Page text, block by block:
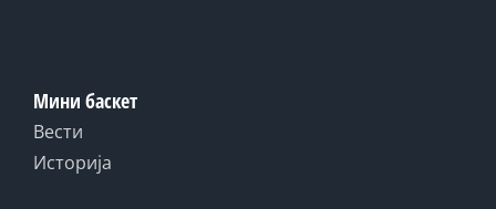
Мини баскет
Вести
Историја